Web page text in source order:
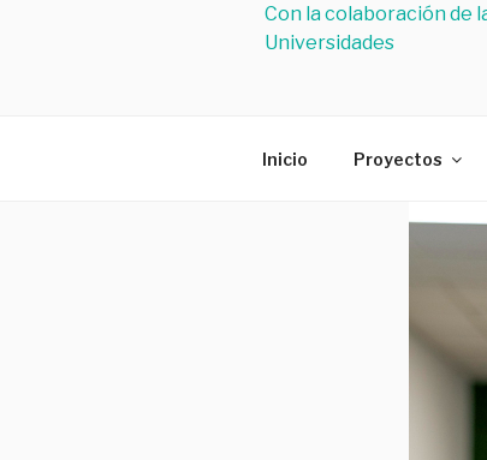
Con la colaboración de
Universidades
Inicio Proyectos